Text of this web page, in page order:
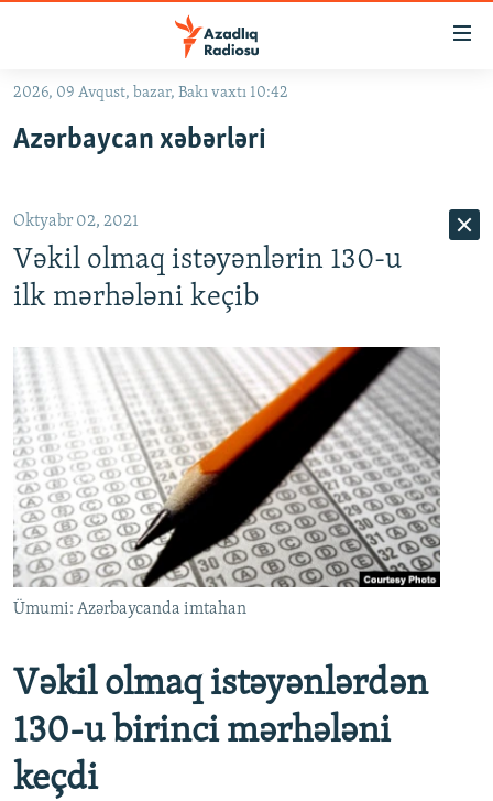
Əsas
qayıt
qayıt
Axtarışa
keç
#ƏSLINDƏ
ARAŞDIRMA
MULTIMEDIA
VIDEO
FOTOQALEREYA
İNFOQRAFIKA
KARIKATURA
RADIO ARXIV
OXU ZALI
AZƏRBAYCAN ƏDƏBIYYATI KITABXANASI
İSLAM VƏ DEMOKRATIYA
HAQQIMIZDA
MISSIYAMIZ
PEŞƏ ETIKASI VƏ JURNALISTIKA STANDARTLARIMIZ
BIZIMLƏ ƏLAQƏ
XƏBƏR BÜLLETENLƏRIMIZ
BIZI IZLƏ
2026, 09 Avqust, bazar, Bakı vaxtı 10:42
Azərbaycan xəbərləri
Oktyabr 02, 2021
Vəkil olmaq istəyənlərin 130-u
ilk mərhələni keçib
Ümumi: Azərbaycanda imtahan
Vəkil olmaq istəyənlərdən
130-u birinci mərhələni
keçdi